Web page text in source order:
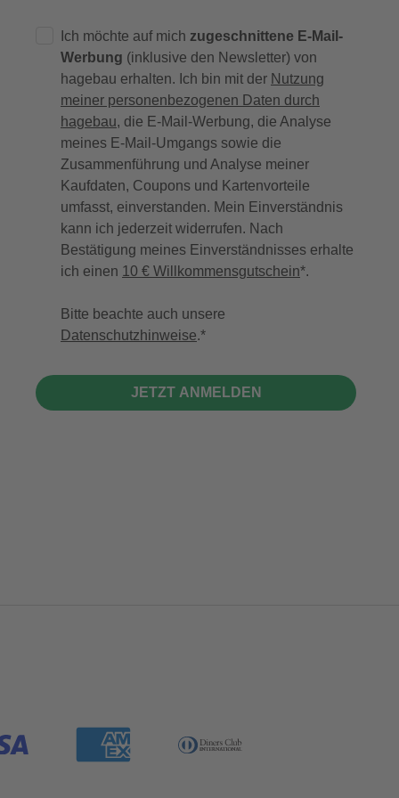
Ich möchte auf mich zugeschnittene E-Mail-
Werbung (inklusive den Newsletter) von
hagebau erhalten. Ich bin mit der Nutzung
meiner personenbezogenen Daten durch
hagebau, die E-Mail-Werbung, die Analyse
meines E-Mail-Umgangs sowie die
Zusammenführung und Analyse meiner
Kaufdaten, Coupons und Kartenvorteile
umfasst, einverstanden. Mein Einverständnis
kann ich jederzeit widerrufen. Nach
Bestätigung meines Einverständnisses erhalte
ich einen 10 € Willkommensgutschein*.
Bitte beachte auch unsere
Datenschutzhinweise.
JETZT ANMELDEN